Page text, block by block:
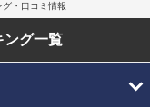
・口コミ情報
ング一覧